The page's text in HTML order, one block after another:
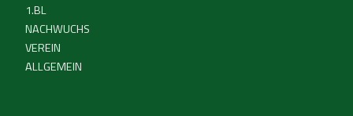
1.BL
NACHWUCHS
VEREIN
ALLGEMEIN